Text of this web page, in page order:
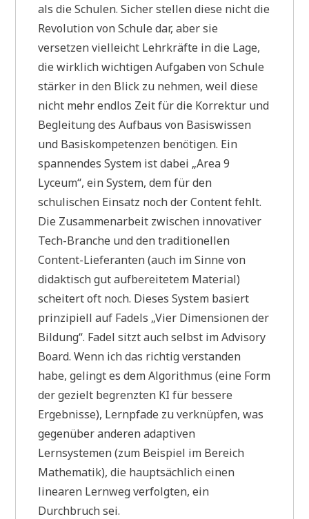
als die Schulen. Sicher stellen diese nicht die
Revolution von Schule dar, aber sie
versetzen vielleicht Lehrkräfte in die Lage,
die wirklich wichtigen Aufgaben von Schule
stärker in den Blick zu nehmen, weil diese
nicht mehr endlos Zeit für die Korrektur und
Begleitung des Aufbaus von Basiswissen
und Basiskompetenzen benötigen. Ein
spannendes System ist dabei „Area 9
Lyceum“, ein System, dem für den
schulischen Einsatz noch der Content fehlt.
Die Zusammenarbeit zwischen innovativer
Tech-Branche und den traditionellen
Content-Lieferanten (auch im Sinne von
didaktisch gut aufbereitetem Material)
scheitert oft noch. Dieses System basiert
prinzipiell auf Fadels „Vier Dimensionen der
Bildung“. Fadel sitzt auch selbst im Advisory
Board. Wenn ich das richtig verstanden
habe, gelingt es dem Algorithmus (eine Form
der gezielt begrenzten KI für bessere
Ergebnisse), Lernpfade zu verknüpfen, was
gegenüber anderen adaptiven
Lernsystemen (zum Beispiel im Bereich
Mathematik), die hauptsächlich einen
linearen Lernweg verfolgten, ein
Durchbruch sei.